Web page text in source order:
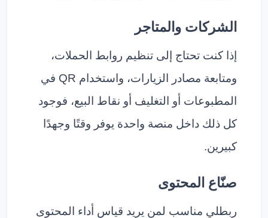
الشركات والمتاجر
إذا كنت تحتاج إلى تنظيم روابط الحملات،
ومتابعة مصادر الزيارات، واستخدام QR في
المطبوعات أو التغليف أو نقاط البيع، فوجود
كل ذلك داخل منصة واحدة يوفر وقتًا وجهدًا
كبيرين.
صنّاع المحتوى
ربطلي مناسب لمن يريد قياس أداء المحتوى